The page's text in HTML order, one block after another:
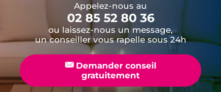
Appelez-nous au
02 85 52 80 36
ou laissez-nous un message,
un conseiller vous rapelle sous 24h
📧Demander conseil
gratuitement